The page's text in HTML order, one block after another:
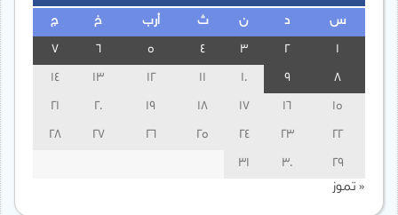
س ن ث أرب خ ج
3
13
14
15
17
18
19
20
23
24
25
27
28
29
30
31
« تموز